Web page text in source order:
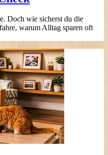
Doch wie sicherst du die
warum Alltag sparen oft